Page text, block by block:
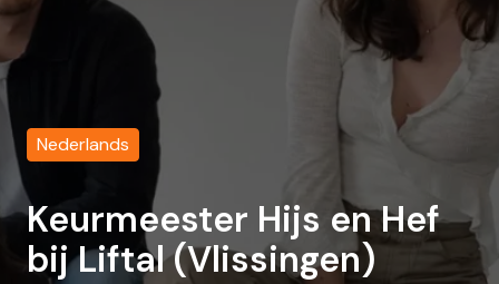
Nederlands
Keurmeester Hijs en Hef
bij Liftal (Vlissingen)